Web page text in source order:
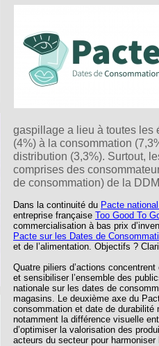
gaspillage a lieu à toutes les
(4%) à la consommation
distribution (3,3%). Surtout,
comprises des
de consommation) de la
Dans la continuité du Pacte
entreprise française Too Good To
commercialisation à bas prix
Pacte sur les Dates de
et de l’alimentation. Objectifs ?
Quatre piliers d’actions
et sensibiliser l’ensemble des
nationale sur les dates de
magasins. Le deuxième axe du
consommation et date de
notamment la différence visuelle
d’optimiser la valorisation des
acteurs du secteur pour